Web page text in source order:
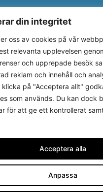
din integritet
oss av cookies på vår
relevanta upplevelsen
och upprepade besök
reklam och innehåll och
klicka på "Acceptera allt"
som används. Du kan dock
för att ge ett kontrollerat
Anpassa
Acceptera alla
© 2026 Viva Bemanning – All
Bemanning säkerställer en hög
om miljön och har därför
14001:2015
har sedan November
som är Sverige mest